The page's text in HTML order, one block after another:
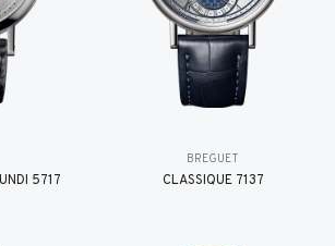
5717
BREGUET
CLASSIQUE 7137